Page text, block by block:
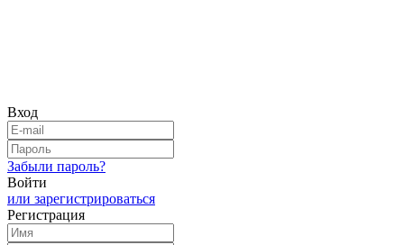
Вход
Забыли пароль?
Войти
или зарегистрироваться
Регистрация